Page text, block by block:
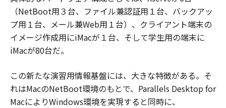
（NetBoot用３台、ファイル兼認証用１台、バックアッ
プ用１台、メール兼Web用１台）、クライアント端末の
イメージ作成用にiMacが１台、そして学生用の端末に
iMacが80台だ。
この新たな演習用情報基盤には、大きな特徴がある。そ
れはMacのNetBoot環境のもとで、Parallels Desktop for
MacによりWindows環境を実現すると同時に、